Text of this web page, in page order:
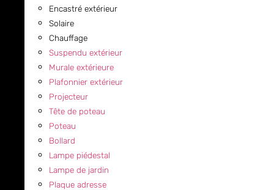
Encastré extérieur
Solaire
Chauffage
Suspendu extérieur
Murale extérieure
Plafonnier extérieur
Projecteur
Tête de poteau
Poteau
Bollard
Lampe piédestal
Lampe de jardin
Plaque adresse